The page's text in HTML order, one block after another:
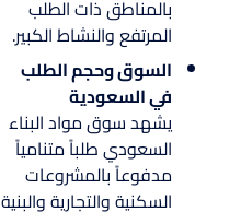
بالمناطق ذات الطلب
المرتفع والنشاط الكبير.
السوق وحجم الطلب
في السعودية
يشهد سوق مواد البناء
السعودي طلباً متنامياً
مدفوعاً بالمشروعات
السكنية والتجارية والبنية